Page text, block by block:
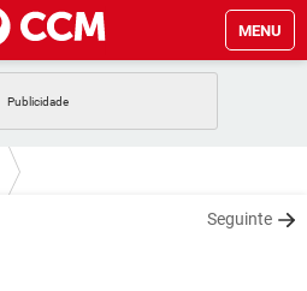
MENU
Seguinte